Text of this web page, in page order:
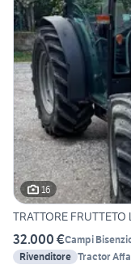
16
TRATTORE FRUTTETO
32.000 €Campi
Rivenditore Tractor